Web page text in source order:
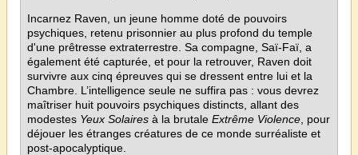
Incarnez Raven, un jeune homme doté de pouvoirs
psychiques, retenu prisonnier au plus profond du temple
d'une prêtresse extraterrestre. Sa compagne, Saï-Faï, a
également été capturée, et pour la retrouver, Raven doit
survivre aux cinq épreuves qui se dressent entre lui et la
Chambre. L’intelligence seule ne suffira pas : vous devrez
maîtriser huit pouvoirs psychiques distincts, allant des
modestes Yeux Solaires à la brutale Extrême Violence , pour
déjouer les étranges créatures de ce monde surréaliste et
post-apocalyptique.